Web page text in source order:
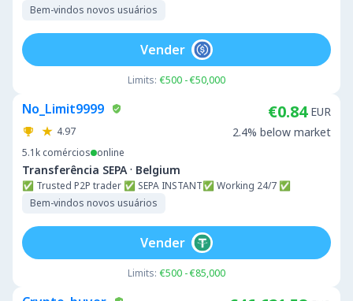
Bem-vindos novos usuários
Limits: €500 - €50,000
Vender
No_Limit9999
4.97
5.1k comércios online
Transferência SEPA · Belgium
✅ Trusted P2P trader ✅ SEPA INSTANT✅ Working 24/7 ✅
Bem-vindos novos usuários
€0.84 EUR
2.4% below market
Limits: €500 - €85,000
Vender